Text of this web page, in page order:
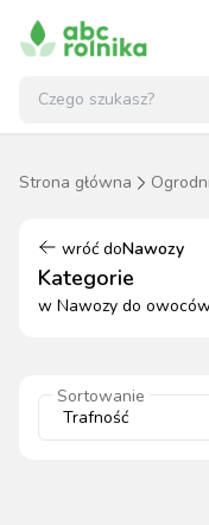
Strona główna
wróć doNawozy
Kategorie
w Nawozy do
Sortowanie